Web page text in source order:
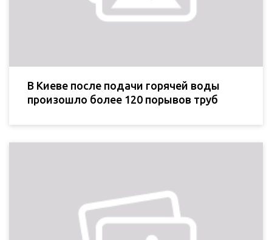
В Киеве после подачи горячей воды
произошло более 120 порывов труб